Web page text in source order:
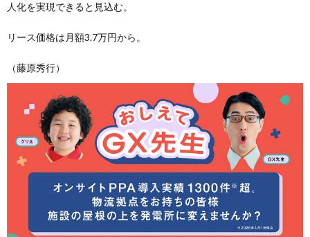
人化を実現できると見込む。
リース価格は月額3.7万円から。
（藤原秀行）